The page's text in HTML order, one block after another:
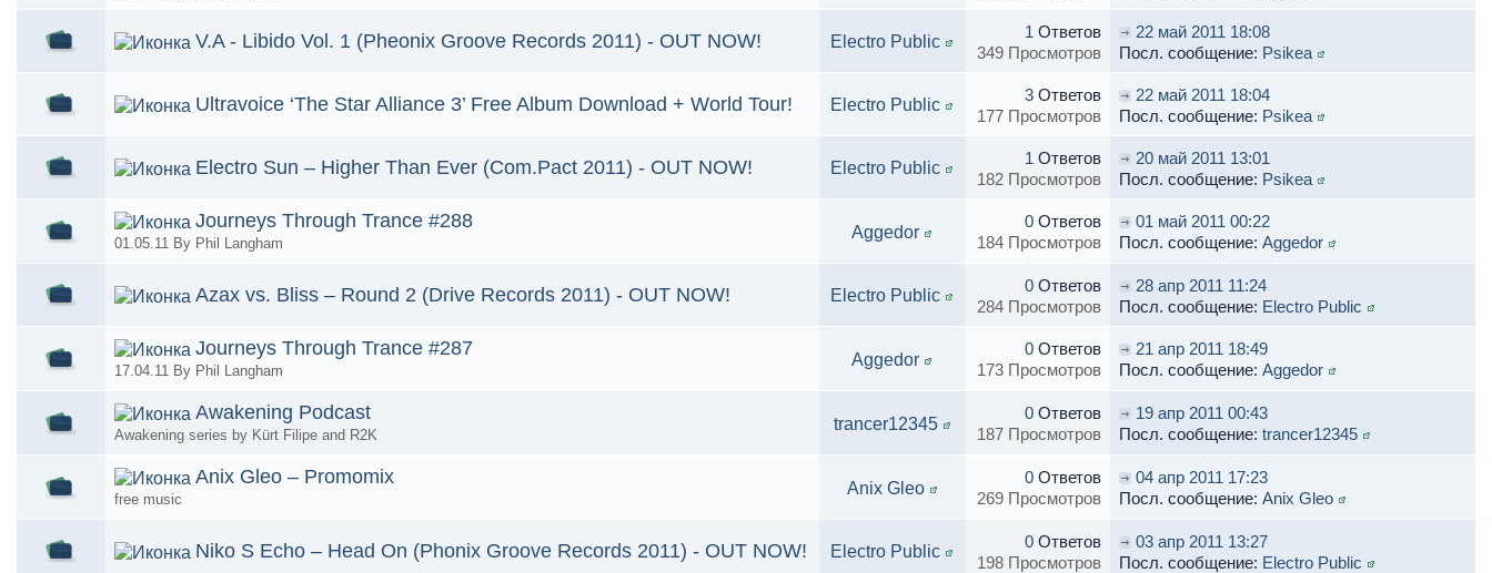
V.A - Libido Vol. 1 (Pheonix Groove Records 2011) - OUT NOW! Electro Public
1 Ответов
349 Просмотров
22 май 2011 18:08
Посл. сообщение: Psikea
Ultravoice ‘The Star Alliance 3’ Free Album Download + World Tour! Electro Public
3 Ответов
177 Просмотров
22 май 2011 18:04
Посл. сообщение: Psikea
Electro Sun – Higher Than Ever (Com.Pact 2011) - OUT NOW! Electro Public
1 Ответов
182 Просмотров
20 май 2011 13:01
Посл. сообщение: Psikea
Journeys Through Trance #288
01.05.11 By Phil Langham
Aggedor
0 Ответов
184 Просмотров
01 май 2011 00:22
Посл. сообщение: Aggedor
Azax vs. Bliss – Round 2 (Drive Records 2011) - OUT NOW! Electro Public
0 Ответов
284 Просмотров
28 апр 2011 11:24
Посл. сообщение: Electro Public
Journeys Through Trance #287
17.04.11 By Phil Langham
Aggedor
0 Ответов
173 Просмотров
21 апр 2011 18:49
Посл. сообщение: Aggedor
Awakening Podcast
Awakening series by Kürt Filipe and R2K
trancer12345
0 Ответов
187 Просмотров
19 апр 2011 00:43
Посл. сообщение: trancer12345
Anix Gleo – Promomix
free music
Anix Gleo
0 Ответов
269 Просмотров
04 апр 2011 17:23
Посл. сообщение: Anix Gleo
Niko S Echo – Head On (Phonix Groove Records 2011) - OUT NOW! Electro Public
0 Ответов
198 Просмотров
03 апр 2011 13:27
Посл. сообщение: Electro Public